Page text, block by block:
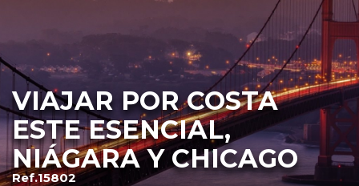
VIAJAR POR COSTA
ESTE ESENCIAL,
NIÁGARA Y CHICAGO
Ref.15802